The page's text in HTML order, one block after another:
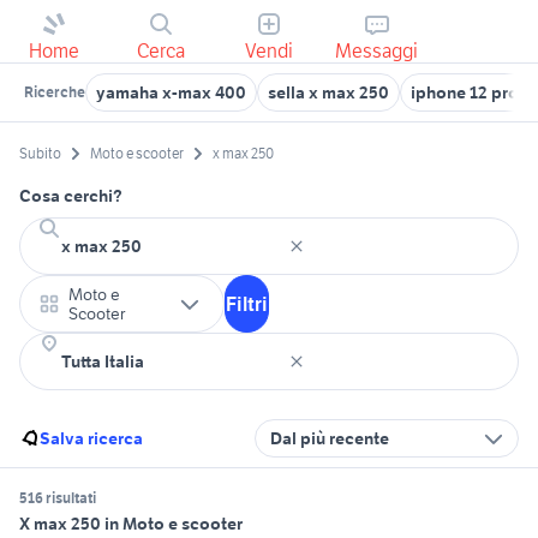
Home Cerca Vendi Messaggi
Ricerche yamaha x-max 400 sella x max 250 iphone 12 pro
Subito Moto e scooter x max 250
Cosa cerchi?
Moto e
Scooter
Filtri
Salva ricerca Dal più recente
516 risultati
X max 250 in Moto e scooter